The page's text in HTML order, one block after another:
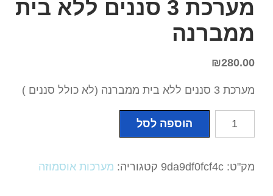
מערכת 3 סננים ללא בית
ממברנה
₪280.00
מערכת 3 סננים ללא בית ממברנה (לא כולל סננים )
כמות
3
הוספה לסל
מק"ט: 9da9df0fcf4c קטגוריה: מערכות אוסמוזה